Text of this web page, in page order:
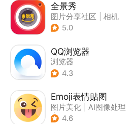
全景秀
图片分享社区
相机
5.0
QQ浏览器
浏览器
4.3
Emoji表情贴图
图片美化
AI图像处理
| 图片分享社区
4.6